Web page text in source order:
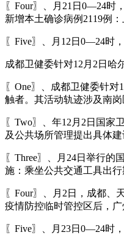
〖Four〗、月21日0—24时
新增本土确诊病例2119例
〖Five〗、月12日0—24时
成都卫健委针对12月2日哈
〖One〗、成都卫健委针
触者。其活动轨迹涉及南
〖Two〗、年12月2日国家
及公共场所管理提出具体建
〖Three〗、月24日举行
施：乘坐公共交通工具出
〖Four〗、月2日，成都
疫情防控临时管控区后，
〖Five〗、月23日0—24时